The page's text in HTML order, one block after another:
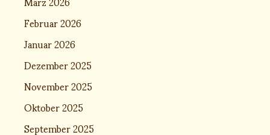
Februar 2026
Januar 2026
Dezember 2025
November 2025
Oktober 2025
September 2025